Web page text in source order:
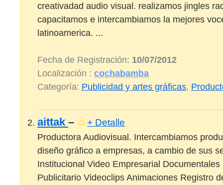
creativadad audio visual. realizamos jingles
capacitamos e intercambiamos la mejores
latinoamerica. ...
Fecha de Registración: 10/07/2012
Localización : cochabamba
Categoría: Publicidad y artes gráficas,
aittak –
+ Detalle
Productora Audiovisual. Intercambiamos
diseño gráfico a empresas, a cambio de sus
Institucional Video Empresarial
Publicitario Videoclips Animaciones Registro